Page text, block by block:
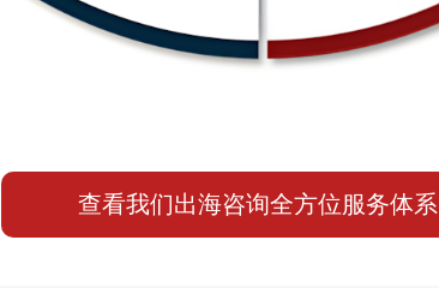
查看我们出海咨询全方位服务体系